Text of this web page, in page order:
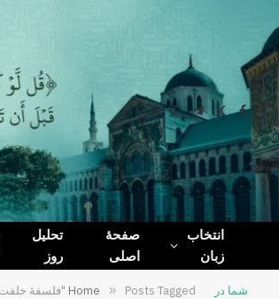
Facebook
X
(Twitter)
Telegram
WhatsApp
انتخاب
زبان
صفحۀ
اصلی
تحلیل
روز
شما در Home » Posts Tagged "فلسفهٔ خلفت"